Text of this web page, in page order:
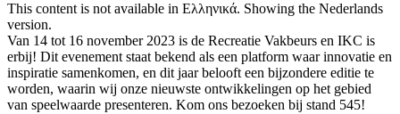
Μήνυμα
προειδοποίησης
This content is not available in Ελληνικά. Showing the Nederlands
version.
Van 14 tot 16 november 2023 is de Recreatie Vakbeurs en IKC is
erbij! Dit evenement staat bekend als een platform waar innovatie en
inspiratie samenkomen, en dit jaar belooft een bijzondere editie te
worden, waarin wij onze nieuwste ontwikkelingen op het gebied
van speelwaarde presenteren. Kom ons bezoeken bij stand 545!